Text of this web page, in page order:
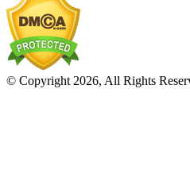
© Copyright 2026, All Rights